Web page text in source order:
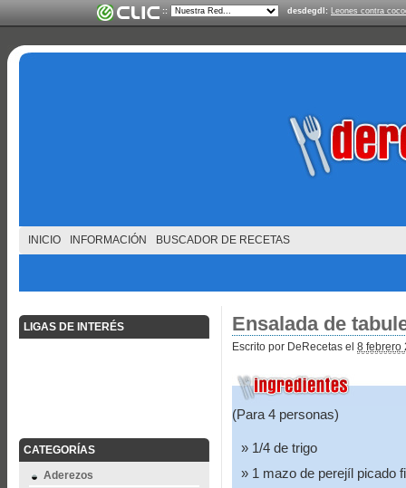
:: desdegdl: Leones contra
INICIO INFORMACIÓN BUSCADOR DE RECETAS
LIGAS DE INTERÉS
CATEGORÍAS
Aderezos
Ensalada de
Escrito por DeRecetas el 8 febrero
(Para 4 personas)
1/4 de trigo
1 mazo de perejíl picado